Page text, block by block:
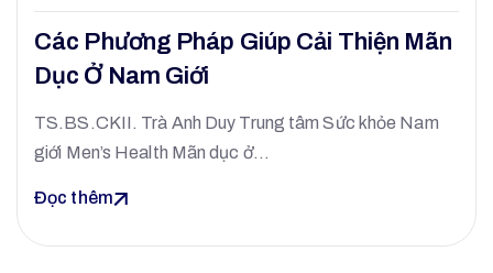
Các Phương Pháp Giúp Cải Thiện Mãn
Dục Ở Nam Giới
TS.BS.CKII. Trà Anh Duy Trung tâm Sức khỏe Nam
giới Men’s Health Mãn dục ở…
Đọc thêm